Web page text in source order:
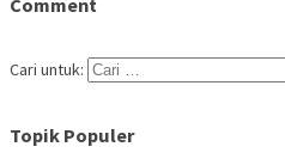
Cari untuk:
Topik Populer